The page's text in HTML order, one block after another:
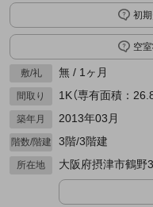
初
空
敷/礼 無 / 1ヶ月
間取り 1K（専有面積：
築年月 2013年03月
階数/階建 3階/3階建
所在地 大阪府摂津市鶴野